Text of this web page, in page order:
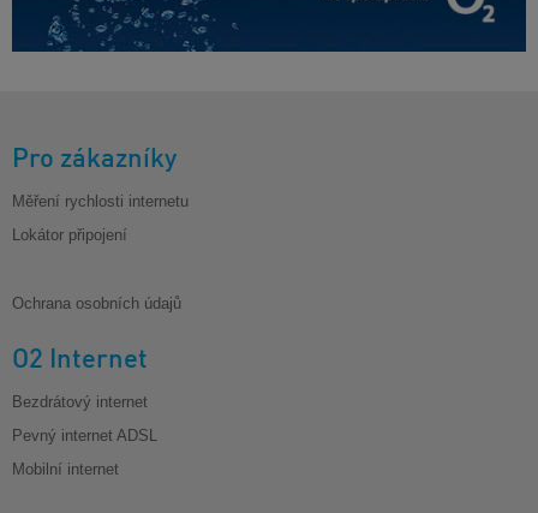
Pro zákazníky
Měření rychlosti internetu
Lokátor připojení
Ochrana osobních údajů
O2 Internet
Bezdrátový internet
Pevný internet ADSL
Mobilní internet